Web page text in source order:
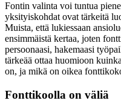
Fontin valinta voi tuntua
yksityiskohdat ovat tärkeitä
Muista, että lukiessaan
ensimmäistä kertaa, joten
persoonaasi, hakemaasi
tärkeää ottaa huomioon
on, ja mikä on oikea
Fonttikoolla on väliä